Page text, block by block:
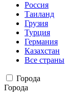
Россия
Таиланд
Грузия
Турция
Германия
Казахстан
Все страны
Города
Города